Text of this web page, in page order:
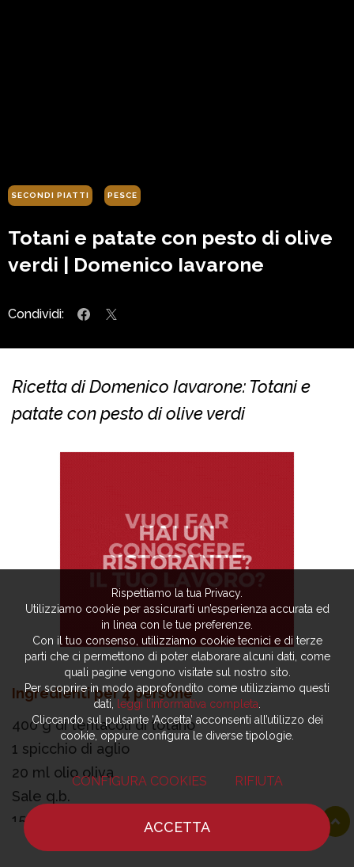
Totani e patate con pesto di olive
verdi | Domenico Iavarone
Condividi:
Ingredienti per 4 persone
400 g di tentacoli di totano
1 spicchio di aglio
Rispettiamo la tua Privacy.
Utilizziamo cookie per assicurarti un’esperienza accurata ed
in linea con le tue preferenze.
Con il tuo consenso, utilizziamo cookie tecnici e di terze
parti che ci permettono di poter elaborare alcuni dati, come
quali pagine vengono visitate sul nostro sito.
Per scoprire in modo approfondito come utilizziamo questi
dati,
leggi l’informativa completa
Cliccando sul pulsante ‘Accetta’ acconsenti all’utilizzo dei
cookie, oppure configura le diverse tipologie.
CONFIGURA COOKIES RIFIUTA
ACCETTA